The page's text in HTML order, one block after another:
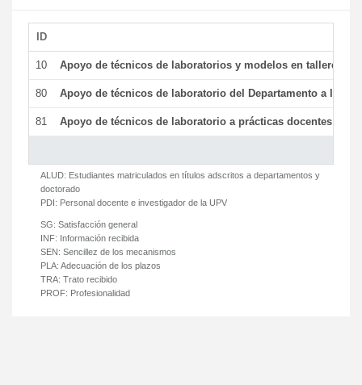
ID
10 Apoyo de técnicos de laboratorios y modelos en talleres/
80 Apoyo de técnicos de laboratorio del Departamento a la
81 Apoyo de técnicos de laboratorio a prácticas docentes y
ALUD: Estudiantes matriculados en títulos adscritos a departamentos y
doctorado
PDI: Personal docente e investigador de la UPV
SG: Satisfacción general
INF: Información recibida
SEN: Sencillez de los mecanismos
PLA: Adecuación de los plazos
TRA: Trato recibido
PROF: Profesionalidad